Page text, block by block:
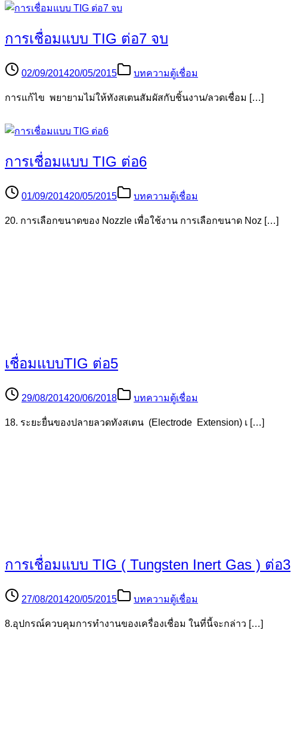
การเชื่อมแบบ TIG ต่อ7 จบ
02/09/201420/05/2015 บทความตู้เชื่อม
การแก้ไข พยายามไม่ให้ทังสเตนสัมผัสกับชิ้นงาน/ลวดเชื่อม […]
การเชื่อมแบบ TIG ต่อ6
01/09/201420/05/2015 บทความตู้เชื่อม
20. การเลือกขนาดของ Nozzle เพื่อใช้งาน การเลือกขนาด Noz […]